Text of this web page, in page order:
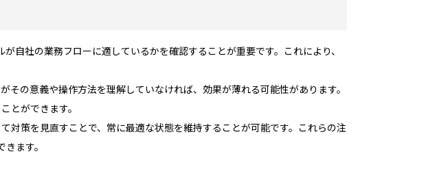
自社の業務フローに適しているかを確認することが重要です。これにより、
の意義や操作方法を理解していなければ、効果が薄れる可能性があります。
とができます。
対策を見直すことで、常に最適な状態を維持することが可能です。これらの注
ます。